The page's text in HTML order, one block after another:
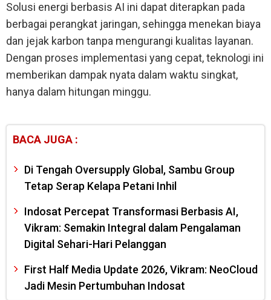
Solusi energi berbasis AI ini dapat diterapkan pada
berbagai perangkat jaringan, sehingga menekan biaya
dan jejak karbon tanpa mengurangi kualitas layanan.
Dengan proses implementasi yang cepat, teknologi ini
memberikan dampak nyata dalam waktu singkat,
hanya dalam hitungan minggu.
BACA JUGA :
Di Tengah Oversupply Global, Sambu Group
Tetap Serap Kelapa Petani Inhil
Indosat Percepat Transformasi Berbasis AI,
Vikram: Semakin Integral dalam Pengalaman
Digital Sehari-Hari Pelanggan
First Half Media Update 2026, Vikram: NeoCloud
Jadi Mesin Pertumbuhan Indosat